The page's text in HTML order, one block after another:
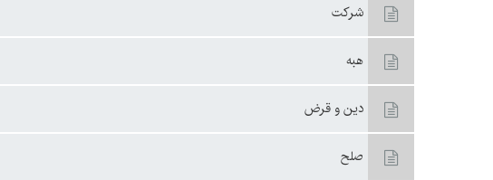
شركت
هبه
دين و قرض
صلح